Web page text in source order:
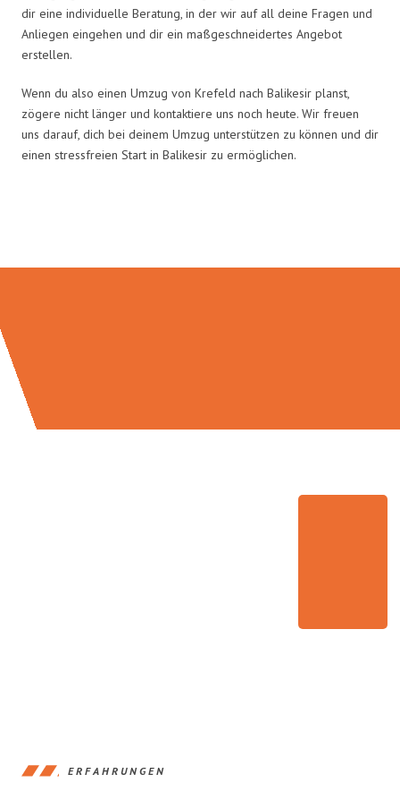
dir eine individuelle Beratung, in der wir auf all deine Fragen und
Anliegen eingehen und dir ein maßgeschneidertes Angebot
erstellen.
Wenn du also einen Umzug von Krefeld nach Balikesir planst,
zögere nicht länger und kontaktiere uns noch heute. Wir freuen
uns darauf, dich bei deinem Umzug unterstützen zu können und dir
einen stressfreien Start in Balikesir zu ermöglichen.
ERFAHRUNGEN